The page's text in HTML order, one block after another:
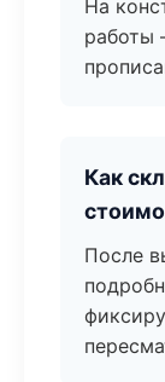
На
работы
Как
После